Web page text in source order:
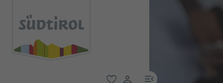
menu link